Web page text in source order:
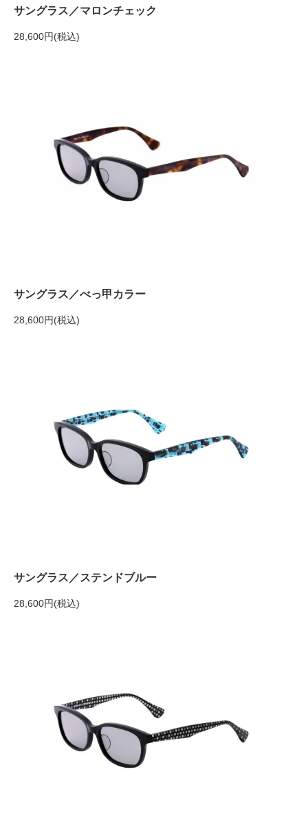
サングラス／マロンチェック
28,600円(税込)
サングラス／べっ甲カラー
28,600円(税込)
サングラス／ステンドブルー
28,600円(税込)